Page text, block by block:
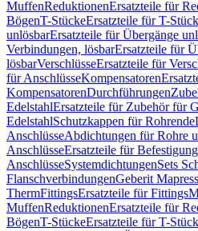
MuffenReduktionenErsatzteile für
BögenT-StückeErsatzteile für T-
unlösbarErsatzteile für Übergänge
Verbindungen, lösbarErsatzteile für
lösbarVerschlüsseErsatzteile für
für AnschlüsseKompensatoren
KompensatorenDurchführungen
EdelstahlErsatzteile für Zubehör für
EdelstahlSchutzkappen für Rohrende
AnschlüsseAbdichtungen für Rohre
AnschlüsseErsatzteile für
AnschlüsseSystemdichtungenSets
FlanschverbindungenGeberit
ThermFittingsErsatzteile für Fittings
MuffenReduktionenErsatzteile für
BögenT-StückeErsatzteile für T-